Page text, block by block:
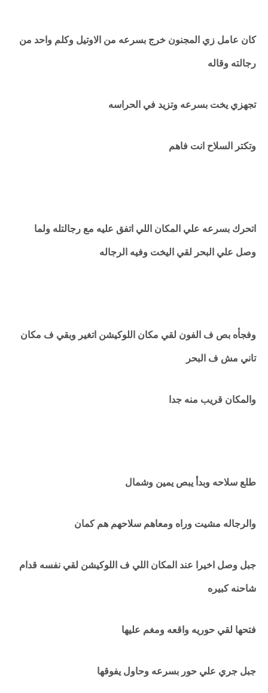
كان عامل زي المجنون خرج بسرعه من الاوتيل وكلم واحد من
رجالته وقاله
تجهزي يخت بسرعه وتزيد في الحراسه
وتكتر السلاح انت فاهم
اتحرك بسرعه علي المكان اللي اتفق عليه مع رجالتله ولما
وصل علي البحر لقي اليخت وفيه الرجاله
وفجأه بص ف الفون لقي مكان اللوكيشن اتغير وبقي ف مكان
تاني مش ف البحر
والمكان قريب منه جدا
طلع سلاحه وبدأ يبص يمين وشمال
والرجاله مشيت وراه ومعاهم سلاحهم هم كمان
جبل وصل اخيرا عند المكان اللي ف اللوكيشن لقي نفسه قدام
شاحنه كبيره
فتحها لقي حوريه واقعه ومغم عليها
جبل جري علي حور بسرعه وحاول يفوقها